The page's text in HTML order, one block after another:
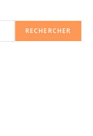
RECHERCHER